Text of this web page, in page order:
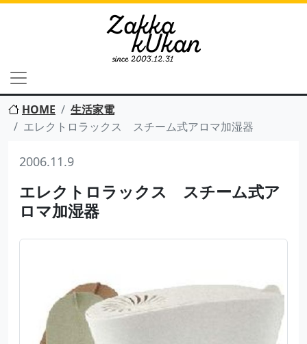
HOME
生活家電
エレクトロラックス スチーム式アロマ加湿器
2006.11.9
エレクトロラックス スチーム式ア
ロマ加湿器